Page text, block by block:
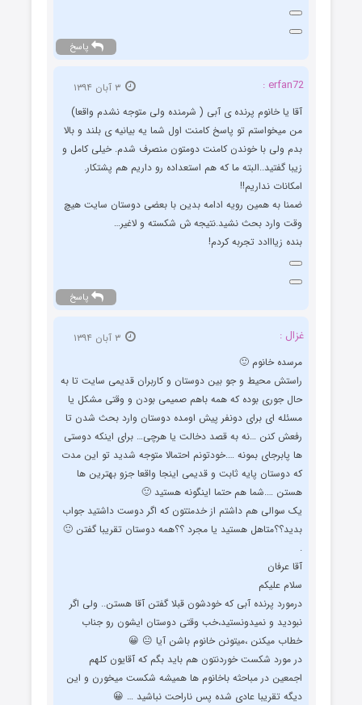
پاسخ
erfan72 :
آقا یا خانوم پرنده ی آبی ( شرمنده ولی متوجه نشدم واقعا)
من میخواستم تو پاسخ کامنت اول شما یه بیانیه ی بلند و بالا
بدم ولی با خوندن کامنت دومتون منصرف شدم. خیلی کامل و
زیبا گفتید..البته ما که هم استعداده رو داریم هم پشتکار.
امکانات نداریم!!
ضمنا به همین رویه ادامه بدین با بعضی دوستان سایت هیچ
وقت وارد بحث نشید.نتیجه ش شکسته و لاغیر…
بنده زیااادد تجربه کردم!
پاسخ
غزال :
مرسده خانوم 🙂
راستش محیط و جو بین دوستان و کاربران قدیمی سایت تا به
حال جوری بوده که همه باهم صمیمی بودن و وقتی مشکل یا
مسئله ای برای دونفر پیش اومده دوستان وارد بحث شدن تا
رفعش کنن …نه به قصد دخالت یا هرچی… برای اینکه دوستی
ها پابرجای بمونه ….خودتونم احتمالا متوجه شدید تو این مدت
که دوستان پایه ثابت و قدیمی اینجا واقعا جزو بهترین ها
هستن ….شما هم حتما اینگونه هستید 🙂
یک سوالی هم داشتم از خدمتتون که اگر دوست داشتید جواب
بدید؟؟متاهل هستید یا مجرد ؟؟همه دوستان تقریبا گفتن 🙂
.
آقا عرفان
سلام علیکم
درمورد پرنده آبی که خودشون قبلا گفتن آقا هستن.. ولی اگر
نبودید و نمیدونستید،خب وقتی دوستان ایشون رو جناب
خطاب میکنن ،میتونن خانوم باشن آیا 😐 😀
در مورد شکست خوردنتون هم باید بگم که آقایون کلهم
اجمعین در مباحثه باخانوم ها همیشه شکست میخورن و این
دیگه تقریبا عادی شده پس ناراحت نباشید … 😀